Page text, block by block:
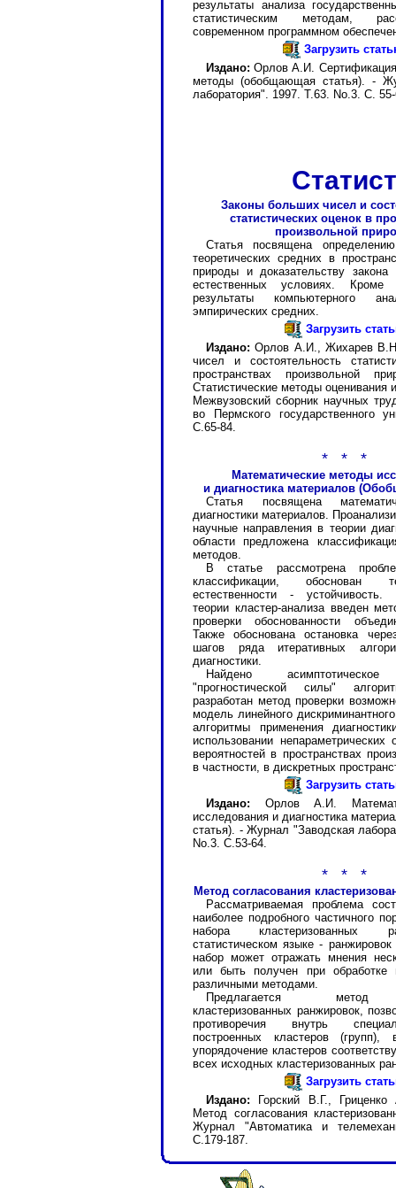
результаты анализа
статистическим методам,
современном программном
Загрузить
Издано: Орлов А.И. Сертификация
методы (обобщающая статья). -
лаборатория". 1997. Т.63. No.3. С.
Законы больших чисел и
статистических оценок в
произвольной
Статья посвящена
теоретических средних в
природы и доказательству
естественных условиях. Кроме
результаты компьютерного
эмпирических средних.
Загрузить
Издано: Орлов А.И., Жихарев
чисел и состоятельность
пространствах произвольной
Статистические методы оценивания
Межвузовский сборник научных
во Пермского государственного
С.65-84.
* * *
Математические методы
и диагностика материалов
Статья посвящена
диагностики материалов.
научные направления в теории
области предложена
методов.
В статье рассмотрена
классификации, обоснован
естественности - устойчивость.
теории кластер-анализа введен
проверки обоснованности
Также обоснована остановка
шагов ряда итеративных
диагностики.
Найдено асимптотическое
"прогностической силы"
разработан метод проверки
модель линейного
алгоритмы применения
использовании непараметрических
вероятностей в пространствах
в частности, в дискретных
Загрузить
Издано: Орлов А.И.
исследования и диагностика
статья). - Журнал "Заводская
No.3. С.53-64.
* * *
Метод согласования
Рассматриваемая проблема
наиболее подробного частичного
набора кластеризованных
статистическом языке -
набор может отражать мнения
или быть получен при обработке
различными методами.
Предлагается метод
кластеризованных ранжировок,
противоречия внутрь
построенных кластеров
упорядочение кластеров
всех исходных кластеризованных
Загрузить
Издано: Горский В.Г.,
Метод согласования
Журнал "Автоматика и
С.179-187.